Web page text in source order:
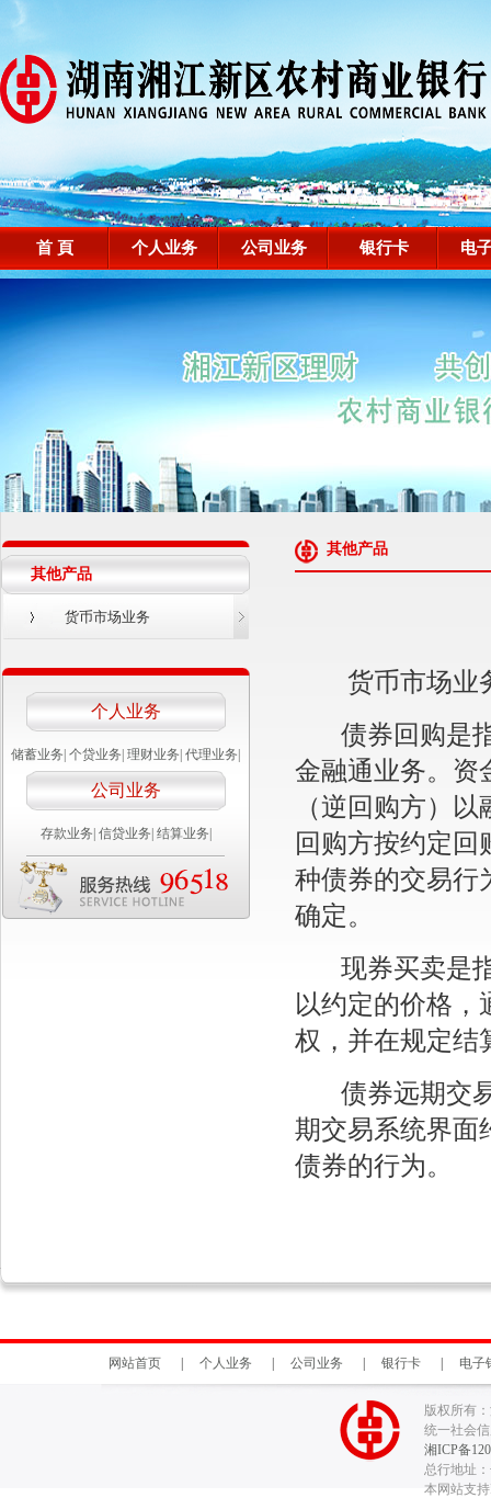
首 頁 个人业务 公司业务 银行卡 电
其他产品
货币市场业务
个人业务
储蓄业务 个贷业务 理财业务 代理业务
公司业务
存款业务 信贷业务 结算业务
其他产品
货币市场业务
债券回购是指
金融通业务。资
（逆回购方）
回购方按约定
种债券的交易行
确定。
现券买卖是指
以约定的价格
权，并在规定结
债券远期交易
期交易系统界面
债券的行为。
网站首页 个人业务 公司业务 银行卡 电子
版权所有
统一社会信
湘ICP备
总行地址
本网站支